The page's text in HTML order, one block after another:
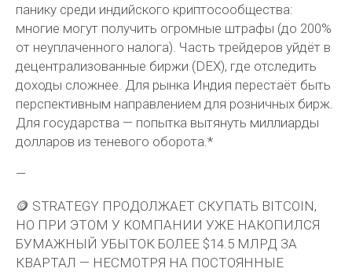
панику среди индийского криптосообщества:
многие могут получить огромные штрафы (до 200%
от неуплаченного налога). Часть трейдеров уйдёт в
децентрализованные биржи (DEX), где отследить
доходы сложнее. Для рынка Индия перестаёт быть
перспективным направлением для розничных бирж.
Для государства — попытка вытянуть миллиарды
долларов из теневого оборота.*
—
🪙 STRATEGY ПРОДОЛЖАЕТ СКУПАТЬ BITCOIN,
НО ПРИ ЭТОМ У КОМПАНИИ УЖЕ НАКОПИЛСЯ
БУМАЖНЫЙ УБЫТОК БОЛЕЕ $14.5 МЛРД ЗА
КВАРТАЛ — НЕСМОТРЯ НА ПОСТОЯННЫЕ